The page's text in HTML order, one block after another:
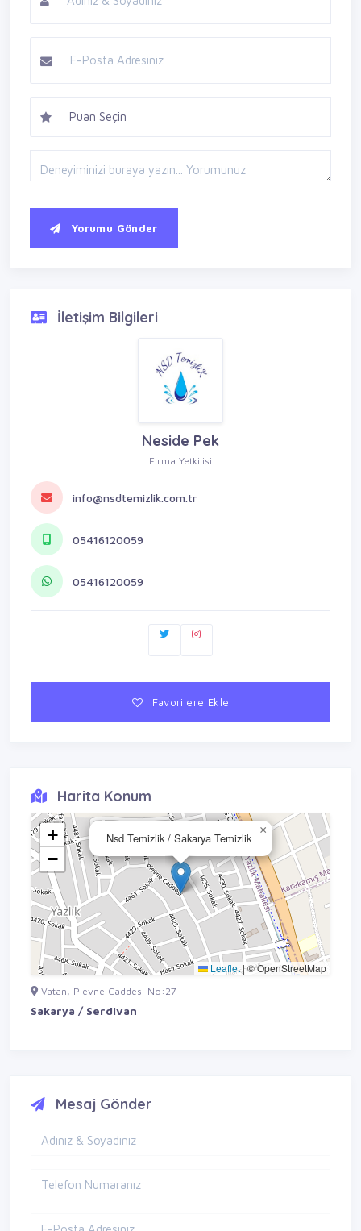
Yorumu Gönder
İletişim Bilgileri
Neside Pek
Firma Yetkilisi
info@nsdtemizlik.com.tr
05416120059
05416120059
Favorilere Ekle
Harita Konum
Nsd Temizlik / Sakarya Temizlik
×
+
−
Leaflet |© OpenStreetMap
Vatan, Plevne Caddesi No:27
Sakarya / Serdivan
Mesaj Gönder